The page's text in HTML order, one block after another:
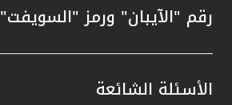
رقم "الآيبان" ورمز "السويفت"
الأسئلة الشائعة